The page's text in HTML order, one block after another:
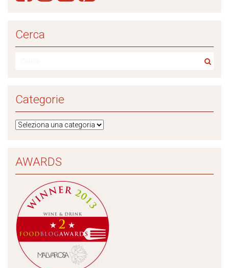
Cerca
Categorie
AWARDS